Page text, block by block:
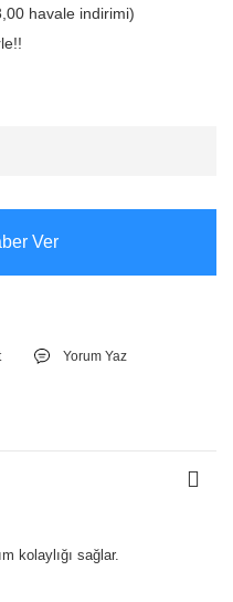
havale indirimi)
Ver
Yorum Yaz
kolaylığı sağlar.